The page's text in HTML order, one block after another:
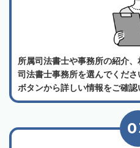
所属司法書士や事務所の紹介
司法書士事務所を選んでくだ
ボタンから詳しい情報をご確認